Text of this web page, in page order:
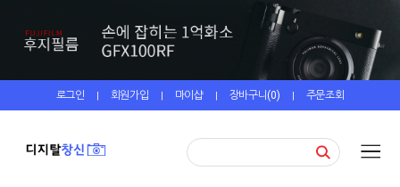
로그인 | 회원가입 | 마이샵 | 장바구니(0) | 주문조회